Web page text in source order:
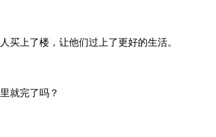
买上了楼，让他们过上了更好的生活。
就完了吗？